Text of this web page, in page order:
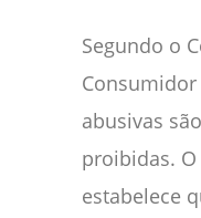
Segundo o
Consumidor
abusivas
proibidas. O
estabelece